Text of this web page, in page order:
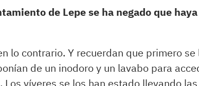
de Lepe se ha negado que
lo contrario. Y recuerdan que primero
de un inodoro y un lavabo para
Los víveres se los han estado llevando las